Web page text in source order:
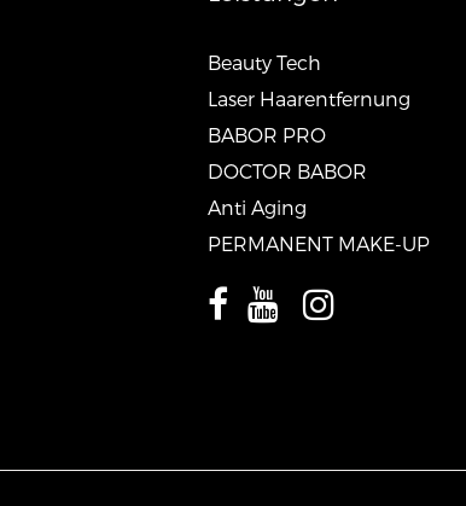
Beauty Tech
Laser Haarentfernung
BABOR PRO
DOCTOR BABOR
Anti Aging
PERMANENT MAKE-UP